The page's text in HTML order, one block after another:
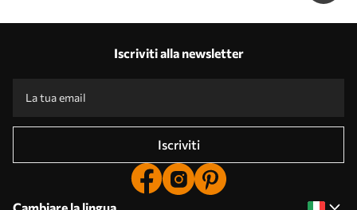
Iscriviti alla newsletter
Iscriviti